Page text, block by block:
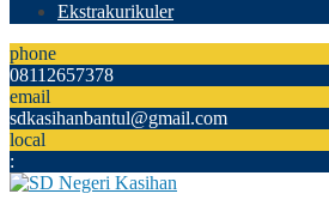
Ekstrakurikuler
phone
08112657378
email
sdkasihanbantul@gmail.com
local
: